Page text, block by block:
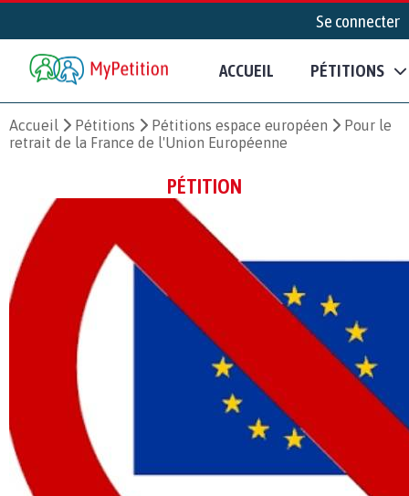
Se connecter
ACCUEIL PÉTITIONS
Accueil Pétitions Pétitions espace européen
Pour le
retrait de la France de l'Union Européenne
PÉTITION